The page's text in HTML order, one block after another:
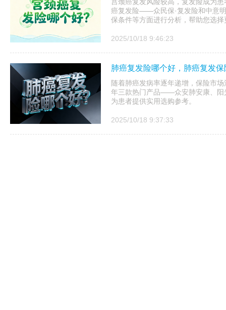
癌复发险——众民保·复发险和中意
保条件等方面进行分析，帮助您选
2025/10/18 9:46:23
肺癌复发险哪个好，肺癌复发
随着肺癌发病率逐年递增，保险市
年三款热门产品——众安肺安康、阳
为患者提供实用选购参考。
2025/10/18 9:37:33